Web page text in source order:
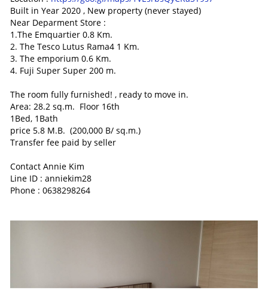
Built in Year 2020 , New property (never stayed)
Near Deparment Store :
1.The Emquartier 0.8 Km.
2. The Tesco Lutus Rama4 1 Km.
3. The emporium 0.6 Km.
4. Fuji Super Super 200 m.
The room fully furnished! , ready to move in.
Area: 28.2 sq.m. Floor 16th
1Bed, 1Bath
price 5.8 M.B. (200,000 B/ sq.m.)
Transfer fee paid by seller
Contact Annie Kim
Line ID : anniekim28
Phone : 0638298264